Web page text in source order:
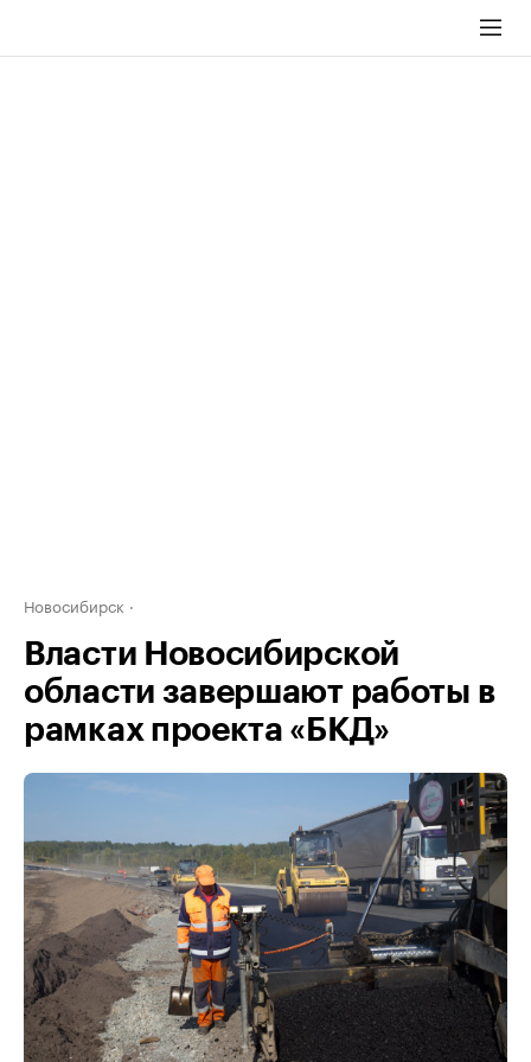
Новосибирск
Власти Новосибирской
области завершают работы в
рамках проекта «БКД»